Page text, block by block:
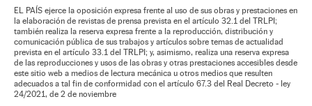
EL PAÍS ejerce la oposición expresa frente al uso de sus obras y prestaciones en
la elaboración de revistas de prensa prevista en el artículo 32.1 del TRLPI;
también realiza la reserva expresa frente a la reproducción, distribución y
comunicación pública de sus trabajos y artículos sobre temas de actualidad
prevista en el artículo 33.1 del TRLPI; y, asimismo, realiza una reserva expresa
de las reproducciones y usos de las obras y otras prestaciones accesibles desde
este sitio web a medios de lectura mecánica u otros medios que resulten
adecuados a tal fin de conformidad con el artículo 67.3 del Real Decreto - ley
24/2021, de 2 de noviembre